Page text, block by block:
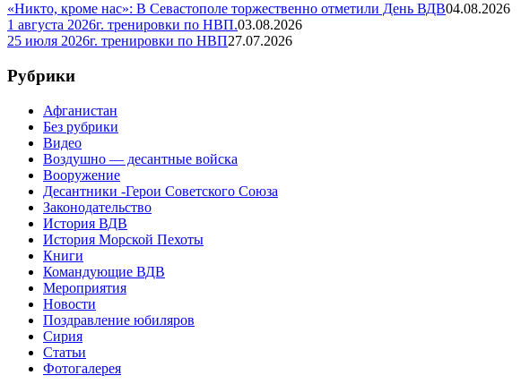
«Никто, кроме нас»: В Севастополе торжественно отметили День ВДВ04.08.2026
1 августа 2026г. тренировки по НВП.03.08.2026
25 июля 2026г. тренировки по НВП27.07.2026
Рубрики
Афганистан
Без рубрики
Видео
Воздушно — десантные войска
Вооружение
Десантники -Герои Советского Союза
Законодательство
История ВДВ
История Морской Пехоты
Книги
Командующие ВДВ
Мероприятия
Новости
Поздравление юбиляров
Сирия
Статьи
Фотогалерея